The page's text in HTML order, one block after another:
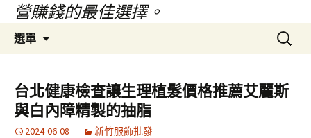
營賺錢的最佳選擇。
選單
容
區
搜
尋
鍵
字:
台北健康檢查讓生理植髮價格推薦艾麗斯
與白內障精製的抽脂
2024-06-08 新竹服飾批發